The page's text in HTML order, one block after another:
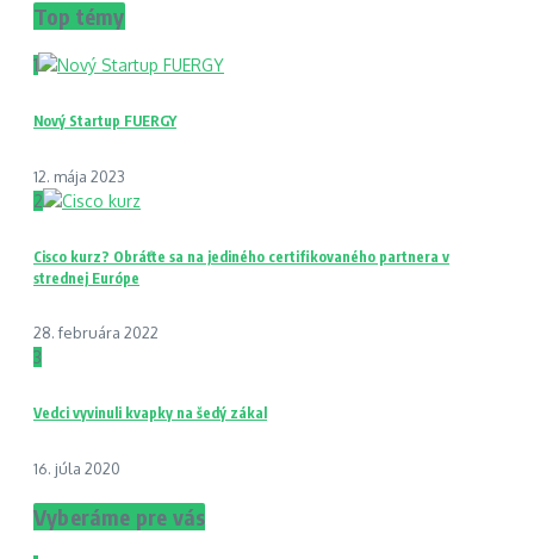
Top témy
1
Nový Startup FUERGY
12. mája 2023
2
Cisco kurz? Obráťte sa na jediného certifikovaného partnera v
strednej Európe
28. februára 2022
3
Vedci vyvinuli kvapky na šedý zákal
16. júla 2020
Vyberáme pre vás